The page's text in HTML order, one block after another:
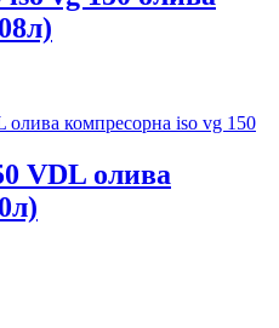
VDL олива